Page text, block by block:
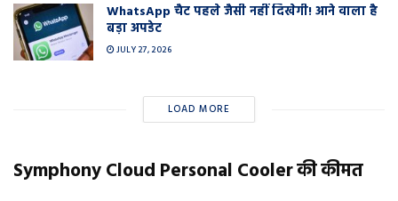
WhatsApp चैट पहले जैसी नहीं दिखेगी! आने वाला है
बड़ा अपडेट
JULY 27, 2026
LOAD MORE
Symphony Cloud Personal Cooler की कीमत